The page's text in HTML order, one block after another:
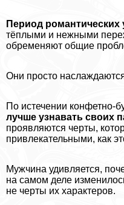
Период романтических
тёплыми и нежными
обременяют общие
Они просто
По истечении конфетно-
лучше узнавать своих
проявляются черты,
привлекательными, как
Мужчина удивляется,
на самом деле
не черты их хаpaктеров.